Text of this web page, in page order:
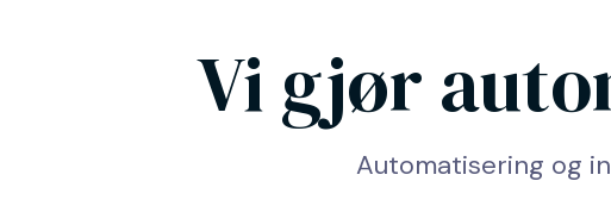
Vi gjør
Automatisering og